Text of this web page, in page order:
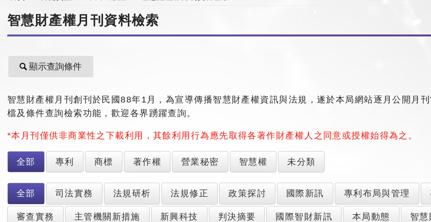
智慧財產權月刊資料檢索
顯示查詢條件
智慧財產權月刊創刊於民國88年1月，為宣導傳播智慧財產權資訊與法規，遂於本局網站逐月公開月
檔及條件查詢檢索功能，歡迎各界踴躍查詢。
*本月刊僅供非商業性之下載利用，其餘利用行為應先取得各著作財產權人之同意或授權始得為之。
全部 專利 商標 著作權 營業秘密 智慧權 未分類
全部 司法實務 法規研析 法規修正 政策探討 國際新訊 專利布局與管理
審查實務 主管機關新措施 新興科技 判決摘要 國際智財新訊 本局動態 智慧